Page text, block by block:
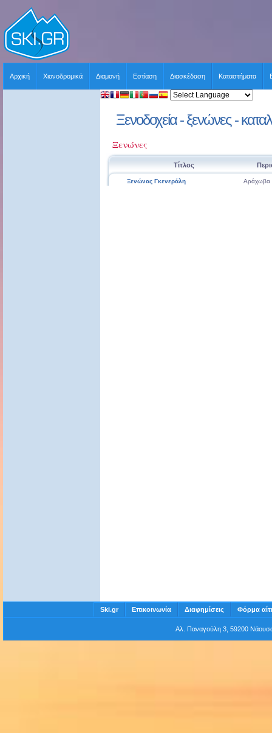
Αρχική Χιονοδρομικά Διαμονή Εστίαση Διασκέδαση Καταστήματα
Ξενοδοχεία - ξενώνες -
Ξενώνες
Τίτλος
Ξενώνας Γκενεράλη Αράχωβα
Ski.gr Επικοινωνία Διαφημίσεις Φόρμα
Αλ. Παναγούλη 3, 59200